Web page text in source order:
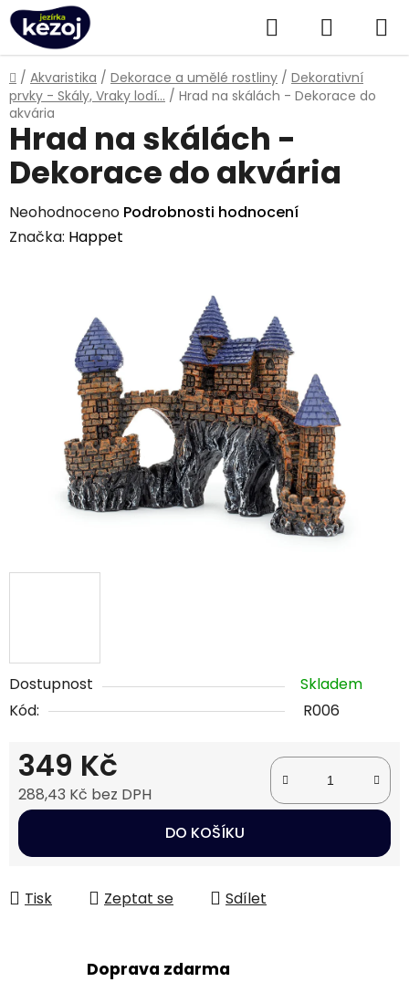
Přejít
na
obsah
Hledat
KOŠÍK
Domů
/ Akvaristika / Dekorace a umělé rostliny / Dekorativní
prvky - Skály, Vraky lodí... / Hrad na skálách - Dekorace do
akvária
Dostupnost
Skladem
Kód:
R006
349 Kč
288,43 Kč bez DPH
Měrná cena:
DO KOŠÍKU
Tisk Zeptat se Sdílet
Hrad na skálách -
Dekorace do akvária
Průměrné
hodnocení
hvězdiček.
Neohodnoceno Podrobnosti hodnocení
Značka: Happet
Doprava zdarma